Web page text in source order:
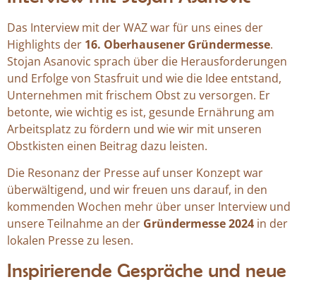
Das Interview mit der WAZ war für uns eines der
Highlights der 16. Oberhausener Gründermesse.
Stojan Asanovic sprach über die Herausforderungen
und Erfolge von Stasfruit und wie die Idee entstand,
Unternehmen mit frischem Obst zu versorgen. Er
betonte, wie wichtig es ist, gesunde Ernährung am
Arbeitsplatz zu fördern und wie wir mit unseren
Obstkisten einen Beitrag dazu leisten.
Die Resonanz der Presse auf unser Konzept war
überwältigend, und wir freuen uns darauf, in den
kommenden Wochen mehr über unser Interview und
unsere Teilnahme an der Gründermesse 2024 in der
lokalen Presse zu lesen.
Inspirierende Gespräche und neue